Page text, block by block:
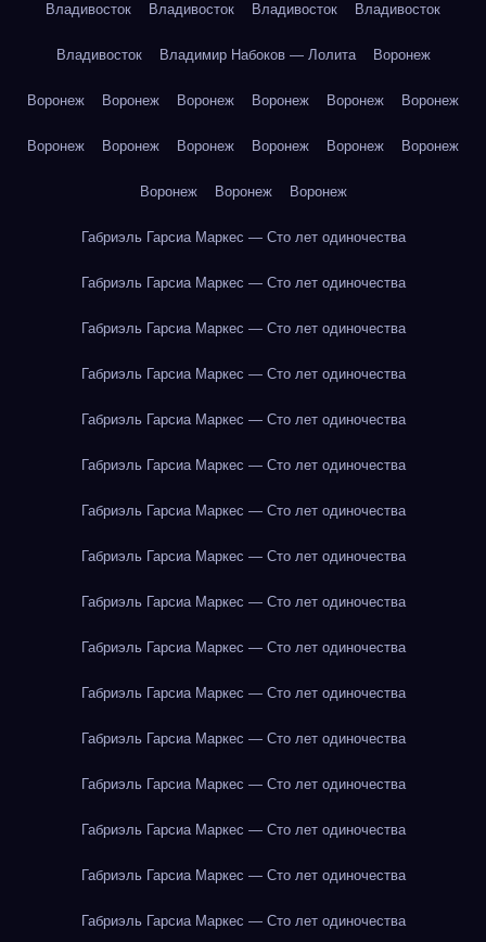
Владивосток Владивосток Владивосток Владивосток
Владивосток Владимир Набоков — Лолита Воронеж
Воронеж Воронеж Воронеж Воронеж Воронеж Воронеж
Воронеж Воронеж Воронеж Воронеж Воронеж Воронеж
Воронеж Воронеж Воронеж
Габриэль Гарсиа Маркес — Сто лет одиночества
Габриэль Гарсиа Маркес — Сто лет одиночества
Габриэль Гарсиа Маркес — Сто лет одиночества
Габриэль Гарсиа Маркес — Сто лет одиночества
Габриэль Гарсиа Маркес — Сто лет одиночества
Габриэль Гарсиа Маркес — Сто лет одиночества
Габриэль Гарсиа Маркес — Сто лет одиночества
Габриэль Гарсиа Маркес — Сто лет одиночества
Габриэль Гарсиа Маркес — Сто лет одиночества
Габриэль Гарсиа Маркес — Сто лет одиночества
Габриэль Гарсиа Маркес — Сто лет одиночества
Габриэль Гарсиа Маркес — Сто лет одиночества
Габриэль Гарсиа Маркес — Сто лет одиночества
Габриэль Гарсиа Маркес — Сто лет одиночества
Габриэль Гарсиа Маркес — Сто лет одиночества
Габриэль Гарсиа Маркес — Сто лет одиночества